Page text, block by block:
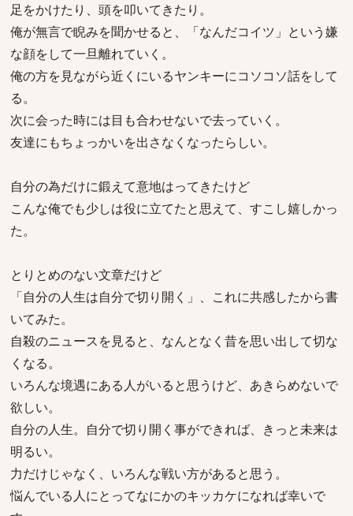
足をかけたり、頭を叩いてきたり。
俺が無言で睨みを聞かせると、「なんだコイツ」という嫌
な顔をして一旦離れていく。
俺の方を見ながら近くにいるヤンキーにコソコソ話をして
る。
次に会った時には目も合わせないで去っていく。
友達にもちょっかいを出さなくなったらしい。
自分の為だけに鍛えて意地はってきたけど
こんな俺でも少しは役に立てたと思えて、すこし嬉しかっ
た。
とりとめのない文章だけど
「自分の人生は自分で切り開く」、これに共感したから書
いてみた。
自殺のニュースを見ると、なんとなく昔を思い出して切な
くなる。
いろんな境遇にある人がいると思うけど、あきらめないで
欲しい。
自分の人生。自分で切り開く事ができれば、きっと未来は
明るい。
力だけじゃなく、いろんな戦い方があると思う。
悩んでいる人にとってなにかのキッカケになれば幸いで